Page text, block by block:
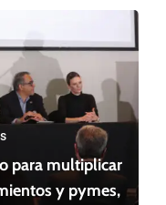
para multiplicar
y pymes,